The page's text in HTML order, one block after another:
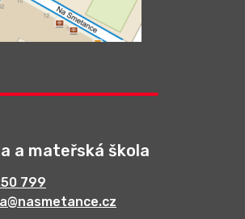
a mateřská škola
799